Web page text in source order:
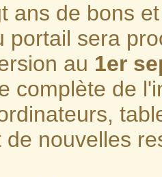
ans de bons
portail sera
au 1er
complète de
de nouvelles